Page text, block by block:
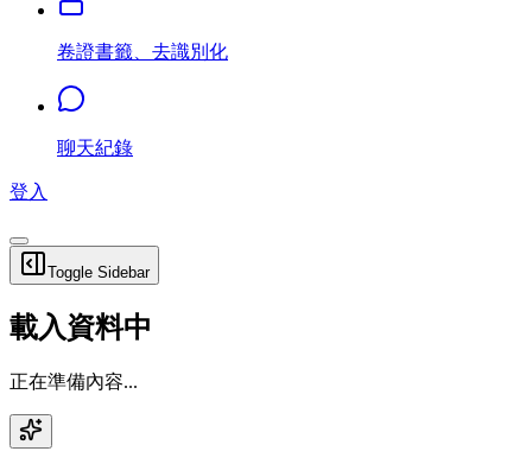
卷證書籤、去識別化
聊天紀錄
登入
Toggle Sidebar
載入資料中
正在準備內容...